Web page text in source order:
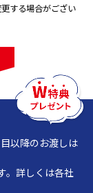
する場合がござい
以降のお渡しは
。詳しくは各社